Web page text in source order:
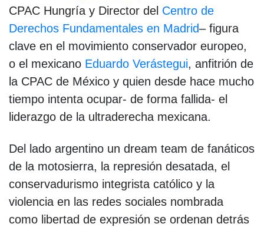
CPAC Hungría y Director del Centro de
Derechos Fundamentales en Madrid– figura
clave en el movimiento conservador europeo,
o el mexicano Eduardo Verástegui, anfitrión de
la CPAC de México y quien desde hace mucho
tiempo intenta ocupar- de forma fallida- el
liderazgo de la ultraderecha mexicana.
Del lado argentino un dream team de fanáticos
de la motosierra, la represión desatada, el
conservadurismo integrista católico y la
violencia en las redes sociales nombrada
como libertad de expresión se ordenan detrás